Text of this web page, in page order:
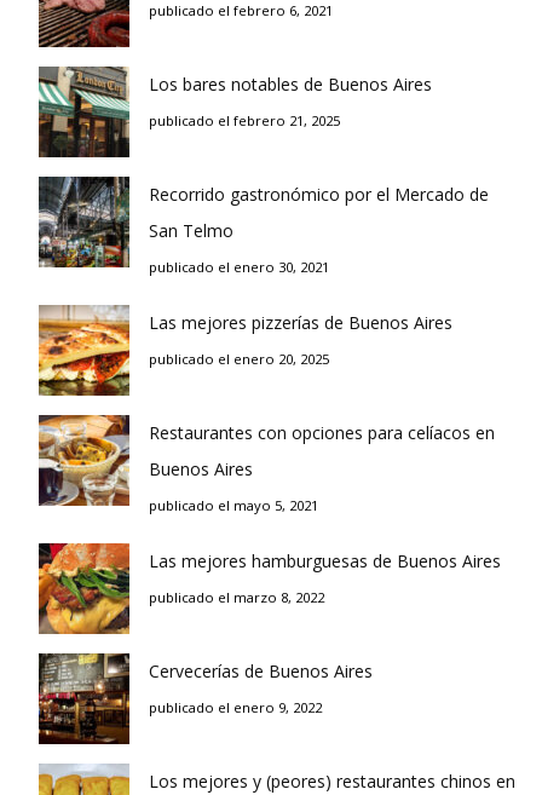
publicado el febrero 6, 2021
Los bares notables de Buenos Aires
publicado el febrero 21, 2025
Recorrido gastronómico por el Mercado de
San Telmo
publicado el enero 30, 2021
Las mejores pizzerías de Buenos Aires
publicado el enero 20, 2025
Restaurantes con opciones para celíacos en
Buenos Aires
publicado el mayo 5, 2021
Las mejores hamburguesas de Buenos Aires
publicado el marzo 8, 2022
Cervecerías de Buenos Aires
publicado el enero 9, 2022
Los mejores y (peores) restaurantes chinos en